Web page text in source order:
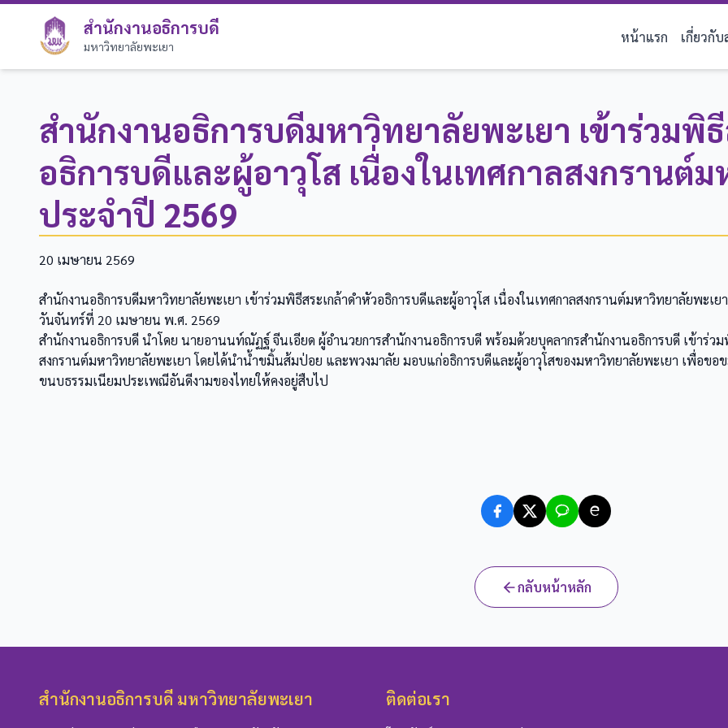
สำนักงานอธิการบดี
มหาวิทยาลัยพะเยา
หน้าแรก เกี่ยวกั
สำนักงานอธิการบดีมหาวิทยาลัยพะเยา เข้าร่วมพิ
อธิการบดีและผู้อาวุโส เนื่องในเทศกาลสงกรานต์
ประจำปี 2569
20 เมษายน 2569
สำนักงานอธิการบดีมหาวิทยาลัยพะเยา เข้าร่วมพิธีสระเกล้าดำหัวอธิการบดีและผู้อาวุโส เนื่องในเทศกาลสงกรานต์มหาวิทยาลัยพะเย
วันจันทร์ที่ 20 เมษายน พ.ศ. 2569
สำนักงานอธิการบดี นำโดย นายอานนท์ณัฏฐ์ จีนเอียด ผู้อำนวยการสำนักงานอธิการบดี พร้อมด้วยบุคลากรสำนักงานอธิการบดี เข้าร่วม
สงกรานต์มหาวิทยาลัยพะเยา โดยได้นำน้ำขมิ้นส้มป่อย และพวงมาลัย มอบแก่อธิการบดีและผู้อาวุโสของมหาวิทยาลัยพะเยา เพื่อข
ขนบธรรมเนียมประเพณีอันดีงามของไทยให้คงอยู่สืบไป
กลับหน้าหลัก
สำนักงานอธิการบดี มหาวิทยาลัยพะเยา ติดต่อเรา